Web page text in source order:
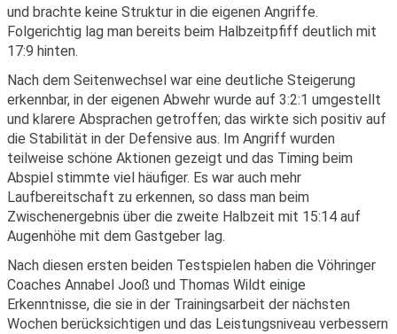
und brachte keine Struktur in die eigenen Angriffe.
Folgerichtig lag man bereits beim Halbzeitpfiff deutlich mit
17:9 hinten.
Nach dem Seitenwechsel war eine deutliche Steigerung
erkennbar, in der eigenen Abwehr wurde auf 3:2:1 umgestellt
und klarere Absprachen getroffen; das wirkte sich positiv auf
die Stabilität in der Defensive aus. Im Angriff wurden
teilweise schöne Aktionen gezeigt und das Timing beim
Abspiel stimmte viel häufiger. Es war auch mehr
Laufbereitschaft zu erkennen, so dass man beim
Zwischenergebnis über die zweite Halbzeit mit 15:14 auf
Augenhöhe mit dem Gastgeber lag.
Nach diesen ersten beiden Testspielen haben die Vöhringer
Coaches Annabel Jooß und Thomas Wildt einige
Erkenntnisse, die sie in der Trainingsarbeit der nächsten
Wochen berücksichtigen und das Leistungsniveau verbessern